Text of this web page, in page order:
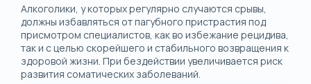
Алкоголики, у которых регулярно случаются срывы,
должны избавляться от пагубного пристрастия под
присмотром специалистов, как во избежание рецидива,
так и с целью скорейшего и стабильного возвращения к
здоровой жизни. При бездействии увеличивается риск
развития соматических заболеваний.